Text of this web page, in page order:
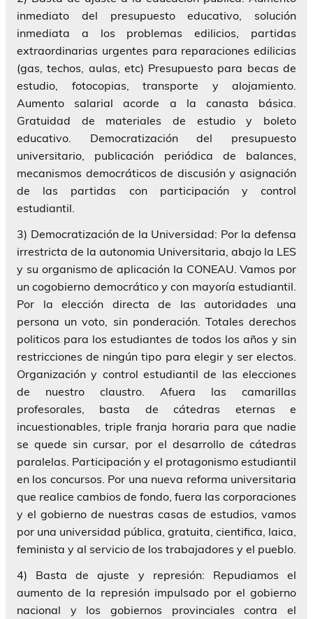
inmediato del presupuesto educativo, solución
inmediata a los problemas edilicios, partidas
extraordinarias urgentes para reparaciones edilicias
(gas, techos, aulas, etc) Presupuesto para becas de
estudio, fotocopias, transporte y alojamiento.
Aumento salarial acorde a la canasta básica.
Gratuidad de materiales de estudio y boleto
educativo. Democratización del presupuesto
universitario, publicación periódica de balances,
mecanismos democráticos de discusión y asignación
de las partidas con participación y control
estudiantil.
3) Democratización de la Universidad: Por la defensa
irrestricta de la autonomia Universitaria, abajo la LES
y su organismo de aplicación la CONEAU. Vamos por
un cogobierno democrático y con mayoría estudiantil.
Por la elección directa de las autoridades una
persona un voto, sin ponderación. Totales derechos
politicos para los estudiantes de todos los años y sin
restricciones de ningún tipo para elegir y ser electos.
Organización y control estudiantil de las elecciones
de nuestro claustro. Afuera las camarillas
profesorales, basta de cátedras eternas e
incuestionables, triple franja horaria para que nadie
se quede sin cursar, por el desarrollo de cátedras
paralelas. Participación y el protagonismo estudiantil
en los concursos. Por una nueva reforma universitaria
que realice cambios de fondo, fuera las corporaciones
y el gobierno de nuestras casas de estudios, vamos
por una universidad pública, gratuita, cientifica, laica,
feminista y al servicio de los trabajadores y el pueblo.
4) Basta de ajuste y represión: Repudiamos el
aumento de la represión impulsado por el gobierno
nacional y los gobiernos provinciales contra el